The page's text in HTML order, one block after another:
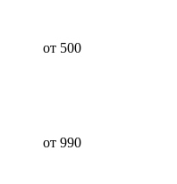
от 500
от 990